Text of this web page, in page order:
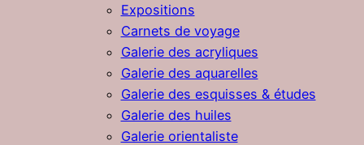
Expositions
Carnets de voyage
Galerie des acryliques
Galerie des aquarelles
Galerie des esquisses & études
Galerie des huiles
Galerie orientaliste